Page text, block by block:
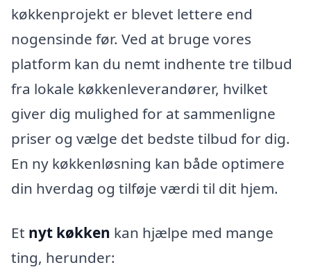
køkkenprojekt er blevet lettere end
nogensinde før. Ved at bruge vores
platform kan du nemt indhente tre tilbud
fra lokale køkkenleverandører, hvilket
giver dig mulighed for at sammenligne
priser og vælge det bedste tilbud for dig.
En ny køkkenløsning kan både optimere
din hverdag og tilføje værdi til dit hjem.
Et nyt køkken kan hjælpe med mange
ting, herunder: